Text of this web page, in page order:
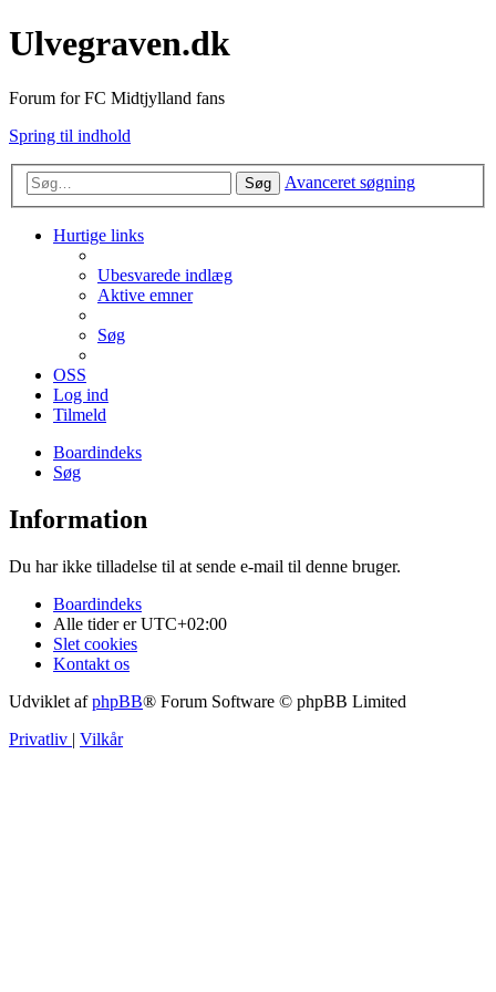
Ulvegraven.dk
Forum for FC Midtjylland fans
Spring til indhold
Søg Avanceret søgning
Hurtige links
Ubesvarede indlæg
Aktive emner
Søg
OSS
Log ind
Tilmeld
Boardindeks
Søg
Information
Du har ikke tilladelse til at sende e-mail til denne bruger.
Boardindeks
Alle tider erUTC+02:00
Slet cookies
Kontakt os
Udviklet afphpBB® Forum Software © phpBB Limited
Privatliv | Vilkår